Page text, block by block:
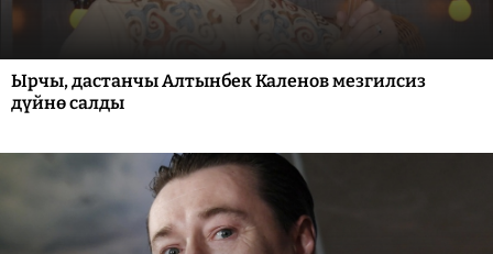
Ырчы, дастанчы Алтынбек Каленов мезгилсиз
дүйнө салды